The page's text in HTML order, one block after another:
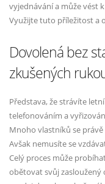
vyjednávání a může vést
Využijte tuto příležitost a
Dovolená bez
zkušených
Představa, že strávíte
telefonováním a
Mnoho vlastníků se
Avšak nemusíte se
Celý proces může
obětovat svůj zasloužený